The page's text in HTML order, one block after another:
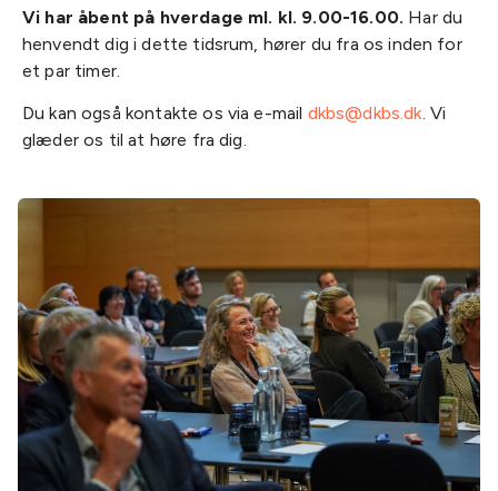
Vi har åbent på hverdage ml. kl. 9.00-16.00. Har du
henvendt dig i dette tidsrum, hører du fra os inden for
et par timer.
Du kan også kontakte os via e-mail dkbs@dkbs.dk. Vi
glæder os til at høre fra dig.